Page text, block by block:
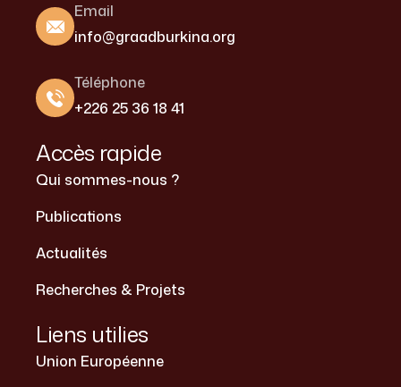
Email
info@graadburkina.org
Téléphone
+226 25 36 18 41
Accès rapide
Qui sommes-nous ?
Publications
Actualités
Recherches & Projets
Liens utilies
Union Européenne